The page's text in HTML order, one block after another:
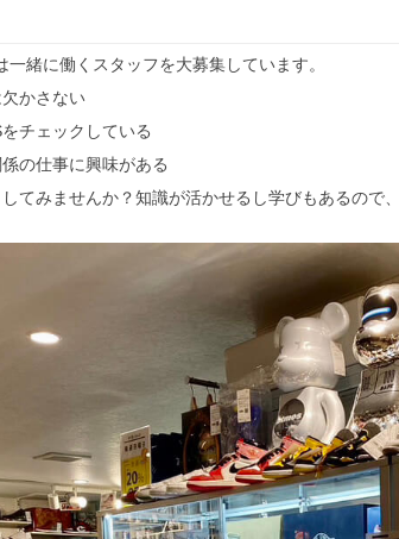
緒に働くスタッフを大募集しています。
かさない
チェックしている
の仕事に興味がある
てみませんか？知識が活かせるし学びもあるので